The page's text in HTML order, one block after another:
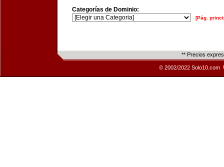
Categorías de Dominio:
[Pág.
** Precios
© 2002/2022 Solo10.com